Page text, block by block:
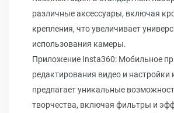
различные аксессуары, включая
крепления, что увеличивает
использования камеры.
Приложение Insta360: Мобильное
редактирования видео и настройки
предлагает уникальные
творчества, включая фильтры и